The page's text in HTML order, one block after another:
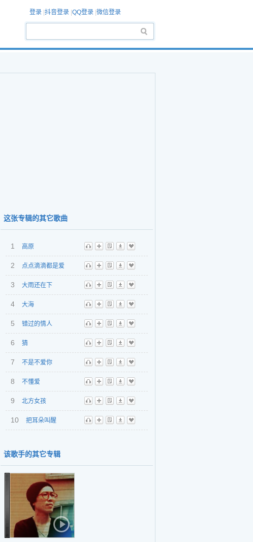
登录 抖音登录 QQ登录 微信登录
这张专辑的其它歌曲
1
高原
听
播 歌 下 收
2
点点滴滴都是爱
听
播 歌 下 收
3
大雨还在下
听
播 歌 下 收
4
大海
听
播 歌 下 收
5
错过的情人
听
播 歌 下 收
6
猜
听
播 歌 下 收
7
不是不爱你
听
播 歌 下 收
8
不懂爱
听
播 歌 下 收
9
北方女孩
听
播 歌 下 收
10
把耳朵叫醒
听
播 歌 下 收
该歌手的其它专辑